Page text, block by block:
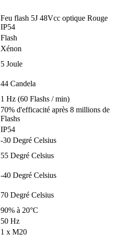
Feu flash 5J 48Vcc optique Rouge
IP54
Flash
Xénon
5 Joule
44 Candela
1 Hz (60 Flashs / min)
70% d'efficacité après 8 millions de
Flashs
IP54
-30 Degré Celsius
55 Degré Celsius
-40 Degré Celsius
70 Degré Celsius
90% à 20°C
50 Hz
1 x M20